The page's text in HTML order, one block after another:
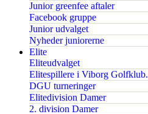
Junior greenfee aftaler
Facebook gruppe
Junior udvalget
Nyheder juniorerne
Elite
Eliteudvalget
Elitespillere i Viborg Golfklub.
DGU turneringer
Elitedivision Damer
2. division Damer